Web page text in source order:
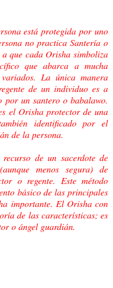
está protegida por uno
no practica Santería o
que cada Orisha simboliza
que abarca a mucha
La única manera
de un individuo es a
por un santero o babalawo.
el Orisha protector de una
identificado por el
de la persona.
de un sacerdote de
menos segura) de
o regente. Este método
básico de las principales
importante. El Orisha con
de las características; es
o ángel guardián.